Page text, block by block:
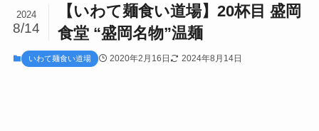
【いわて麺食い道場】20杯目 盛岡
食堂 “盛岡名物”温麺
2024
8/14
いわて麺食い道場 2020年2月16日 2024年8月14日